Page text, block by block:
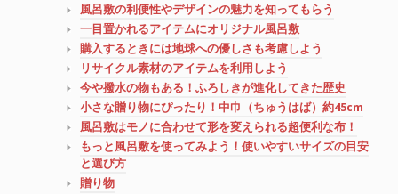
風呂敷の利便性やデザインの魅力を知ってもらう
一目置かれるアイテムにオリジナル風呂敷
購入するときには地球への優しさも考慮しよう
リサイクル素材のアイテムを利用しよう
今や撥水の物もある！ふろしきが進化してきた歴史
小さな贈り物にぴったり！中巾（ちゅうはば）約45cm
風呂敷はモノに合わせて形を変えられる超便利な布！
もっと風呂敷を使ってみよう！使いやすいサイズの目安
と選び方
贈り物